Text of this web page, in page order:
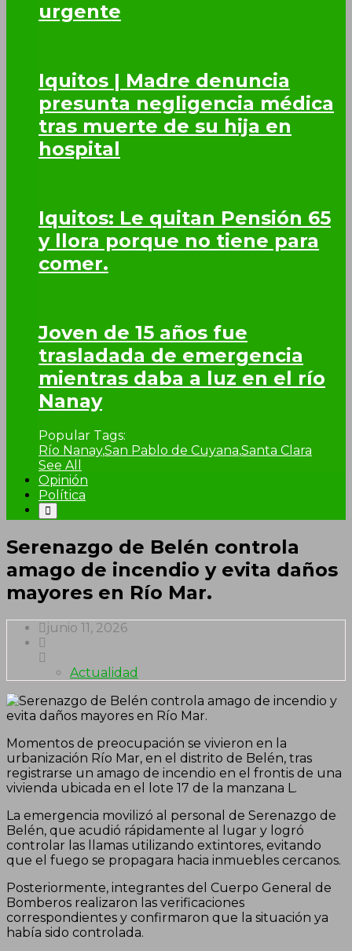
urgente
Iquitos | Madre denuncia
presunta negligencia médica
tras muerte de su hija en
hospital
Iquitos: Le quitan Pensión 65
y llora porque no tiene para
comer.
Joven de 15 años fue
trasladada de emergencia
mientras daba a luz en el río
Nanay
Popular Tags:
Río Nanay,San Pablo de Cuyana,Santa Clara
See All
Opinión
Política
Serenazgo de Belén controla
amago de incendio y evita daños
mayores en Río Mar.
junio 11, 2026
Actualidad
Momentos de preocupación se vivieron en la
urbanización Río Mar, en el distrito de Belén, tras
registrarse un amago de incendio en el frontis de una
vivienda ubicada en el lote 17 de la manzana L.
La emergencia movilizó al personal de Serenazgo de
Belén, que acudió rápidamente al lugar y logró
controlar las llamas utilizando extintores, evitando
que el fuego se propagara hacia inmuebles cercanos.
Posteriormente, integrantes del Cuerpo General de
Bomberos realizaron las verificaciones
correspondientes y confirmaron que la situación ya
había sido controlada.